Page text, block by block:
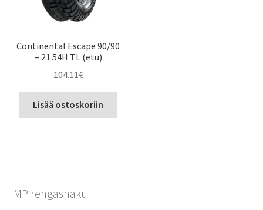
Continental Escape 90/90
– 21 54H TL (etu)
104.11€
Lisää ostoskoriin
MP rengashaku